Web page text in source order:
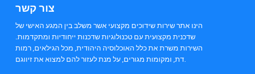
צור קשר
הינו אתר שירות שידוכים מקצועי אשר משלב בין המגע האישי של
שדכנית מקצועית עם טכנולוגיות שדכנות ייחודיות ומתקדמות.
השירות משרת את כלל האוכלוסיה היהודית, מכל הגילאים, רמות